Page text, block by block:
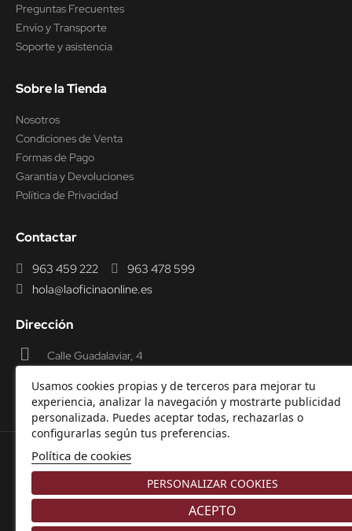
Usamos cookies propias y de terceros para mejorar tu
experiencia, analizar la navegación y mostrarte publicidad
personalizada. Puedes aceptar todas, rechazarlas o
configurarlas según tus preferencias.
Política de cookies
PERSONALIZAR COOKIES
ACEPTO
Preguntas Frecuentes
Envío y Transporte
Soporte y asistencia
Sobre la Tienda
Nosotros
Condiciones de Venta
Formas de Pago
Garantía y Devoluciones
Política de Privacidad
Contactar
963 459 222
963 478 599
hola@laoficinaonline.es
Dirección
Calle Guadalaviar, 4
© 2000-2026 Laoficinaonline.
Aviso Legal-Política de cookies-Política de
Privacidad-Garantía y Devoluciones.